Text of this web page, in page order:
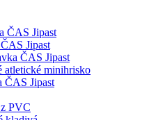
ČAS Jipast
Jipast
ČAS Jipast
atletické minihrisko
ČAS Jipast
PVC